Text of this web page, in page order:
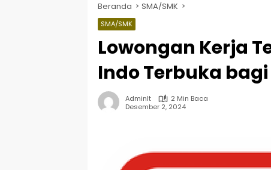
dan
Sekitarna
Beranda SMA/SMK
SMA/SMK
Lowongan Kerja
Indo Terbuka bagi
Adminlt
2 Min Baca
Desember 2, 2024